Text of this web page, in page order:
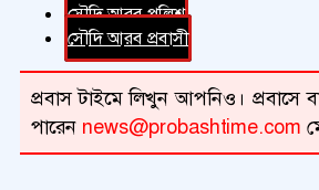
সৌদি আরব পুলিশ
সৌদি আরব প্রবাসী
প্রবাস টাইমে লিখুন আপনিও। প্রবাসে
পারেন news@probashtime.com